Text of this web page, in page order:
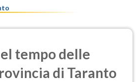
tempo delle
di Taranto